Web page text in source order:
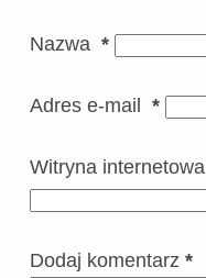
Nazwa *
Adres e-mail *
Witryna internetowa
Dodaj komentarz *